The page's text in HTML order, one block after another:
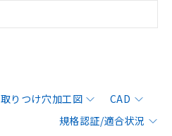
取りつけ穴加工図
CAD
規格認証/適合状況